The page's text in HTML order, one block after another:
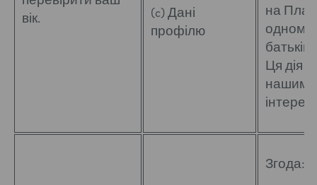
вік.
(c) Дані
профілю
на
одному
батьків/
Ця дія
нашим
Згода: